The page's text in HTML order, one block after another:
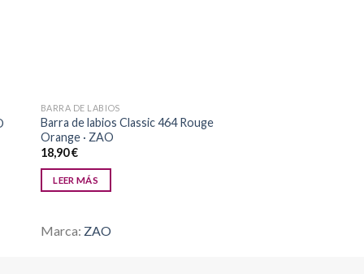
BARRA DE LABIOS
Barra de labios Classic 464 Rouge
Orange · ZAO
18,90€
LEER MÁS
Marca: ZAO